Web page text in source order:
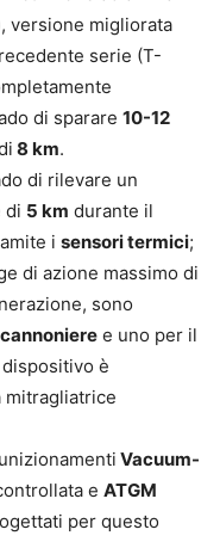
versione migliorata
serie (T-
di sparare 10-12
8 km.
di rilevare un
di 5 km durante il
i sensori termici;
di azione massimo di
sono
cannoniere e uno per il
è
mitragliatrice
Vacuum-
e ATGM
per questo